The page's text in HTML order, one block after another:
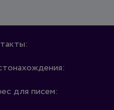
для писем: